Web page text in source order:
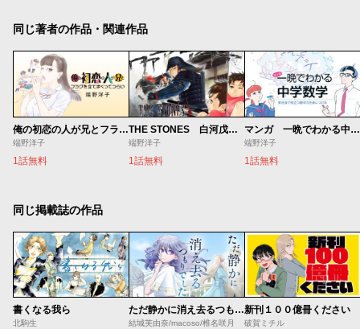
同じ著者の作品・関連作品
俺の初恋の人が兄とフラグを立てまくってつらい
端野洋子
1話無料
THE STONES 白河戊辰戦争異聞
端野洋子
1話無料
マンガ 一晩でわかる中学数学
端野洋子
1話無料
同じ掲載誌の作品
書くなる我ら
北駒生
ただ静かに消え去るつもりでした
結城芙由奈/macoso/椎名咲月
新刊１００億冊ください
破賀ミチル